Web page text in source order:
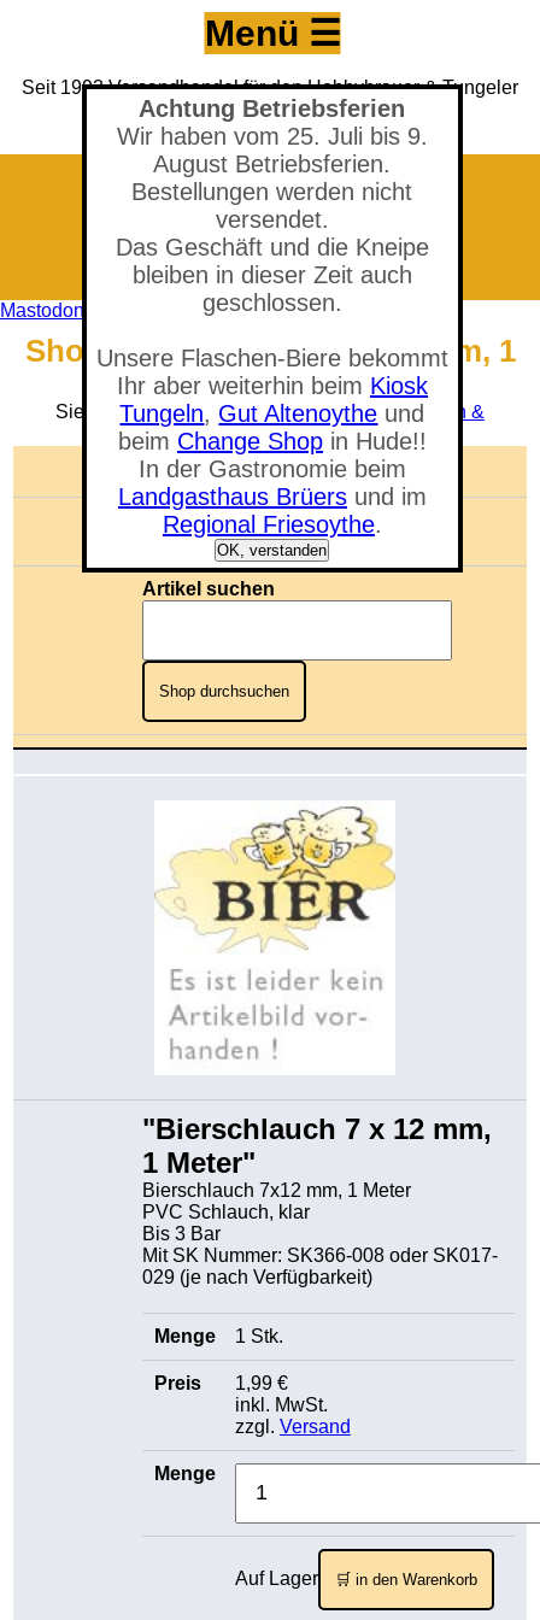
Achtung Betriebsferien
Wir haben vom 25. Juli bis 9.
August Betriebsferien.
Bestellungen werden nicht
versendet.
Das Geschäft und die Kneipe
bleiben in dieser Zeit auch
geschlossen.
Unsere Flaschen-Biere bekommt
Ihr aber weiterhin beim Kiosk
Tungeln, Gut Altenoythe und
beim Change Shopin Hude!!
In der Gastronomie beim
Landgasthaus Brüersund im
Regional Friesoythe.
OK, verstanden
Seit 1993 Versandhandel für den Hobbybrauer & Tungeler
Brauerei seit 2017
(Neuer) Tungeler Krug seit 1903
Menü ☰
Mastodon
Shop - Bierschlauch 7 x 12 mm, 1
Meter
Sie befinden sich in der Abteilung:Kegs, Lagern &
Ausschenken
🛒 Warenkorb anzeigen
Anzahl der Artikel: 0
Gesamtwert: 0,00 €
Artikel suchen
Shop durchsuchen
"Bierschlauch 7 x 12 mm,
1 Meter"
Bierschlauch 7x12 mm, 1 Meter
PVC Schlauch, klar
Bis 3 Bar
Mit SK Nummer: SK366-008 oder SK017-
029 (je nach Verfügbarkeit)
1 Stk.
1,99 €
inkl. MwSt.
zzgl. Versand
Auf Lager 🛒 in den Warenkorb